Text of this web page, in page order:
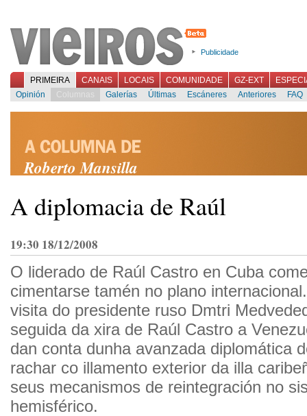
Publicidade
PRIMEIRA CANAIS LOCAIS COMUNIDADE GZ-EXT
Opinión
Columnas Galerías Últimas Escáneres Anteriores FAQ
Roberto Mansilla
A diplomacia de Raúl
19:30 18/12/2008
O liderado de Raúl Castro en Cuba
cimentarse tamén no plano
visita do presidente ruso Dmtri
seguida da xira de Raúl Castro a
dan conta dunha avanzada diplomática
rachar co illamento exterior da illa
seus mecanismos de reintegración no
hemisférico.